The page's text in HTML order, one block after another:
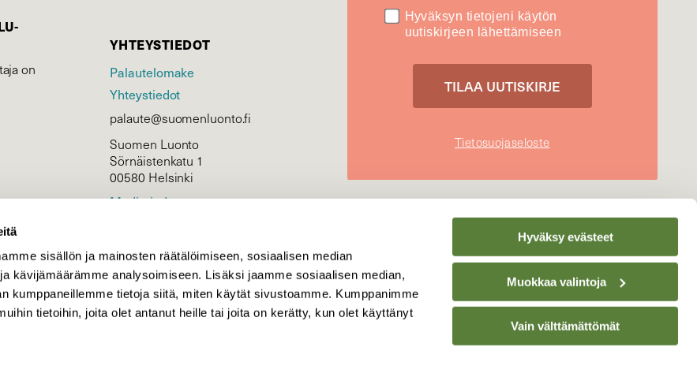
sisällön ja mainosten räätälöimiseen, sosiaalisen median
kävijämäärämme analysoimiseen. Lisäksi jaamme sosiaalisen median,
kumppaneillemme tietoja siitä, miten käytät sivustoamme. Kumppanimme
tietoihin, joita olet antanut heille tai joita on kerätty, kun olet käyttänyt
Hyväksy evästeet
Muokkaa valintoja
Vain välttämättömät
on
YHTEYSTIEDOT
Palautelomake
Yhteystiedot
palaute@suomenluonto.fi
Suomen Luonto
Sörnäistenkatu 1
00580 Helsinki
Mediatiedot
KIRJAUDU
Hyväksyn tietojeni käytön
uutiskirjeen lähettämiseen
Tietosuojaseloste